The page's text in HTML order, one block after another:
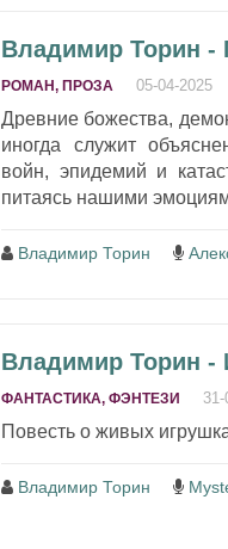
Владимир Торин -
РОМАН, ПРОЗА 05-04-2025
Древние божества,
иногда служит
войн, эпидемий и
питаясь нашими
Владимир Торин
Владимир Торин -
ФАНТАСТИКА, ФЭНТЕЗИ
Повесть о живых
Владимир Торин